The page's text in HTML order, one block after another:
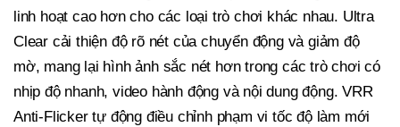
linh hoạt cao hơn cho các loại trò chơi khác nhau. Ultra
Clear cải thiện độ rõ nét của chuyển động và giảm độ
mờ, mang lại hình ảnh sắc nét hơn trong các trò chơi có
nhịp độ nhanh, video hành động và nội dung động. VRR
Anti-Flicker tự động điều chỉnh phạm vi tốc độ làm mới